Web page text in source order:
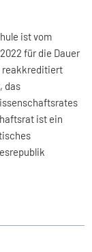
ist vom
für die Dauer
reakkreditiert
das
ist ein